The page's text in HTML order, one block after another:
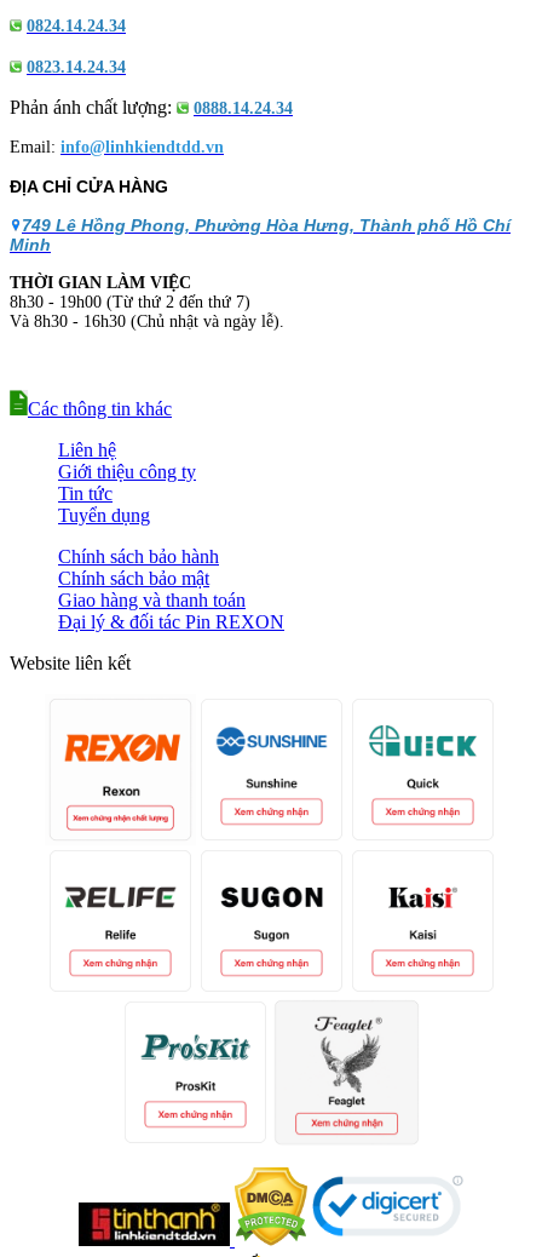
0824.14.24.34
0823.14.24.34
Phản ánh chất lượng: 0888.14.24.34
Email: info@linhkiendtdd.vn
ĐỊA CHỈ CỬA HÀNG
749 Lê Hồng Phong, Phường Hòa Hưng, Thành phố Hồ Chí
Minh
THỜI GIAN LÀM VIỆC
8h30 - 19h00 (Từ thứ 2 đến thứ 7)
Và 8h30 - 16h30 (Chủ nhật và ngày lễ).
Các thông tin khác
Liên hệ
Giới thiệu công ty
Tin tức
Tuyển dụng
Chính sách bảo hành
Chính sách bảo mật
Giao hàng và thanh toán
Đại lý & đối tác Pin REXON
Website liên kết